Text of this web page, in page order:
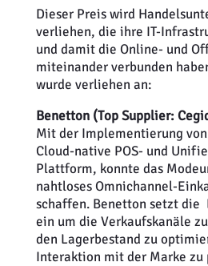
Dieser Preis wird
verliehen, die ihre IT-
und damit die Online- und
miteinander verbunden
wurde verliehen an:
Benetton (Top Supplier:
Mit der Implementierung
Cloud-native POS- und
Plattform, konnte das
nahtloses Omnichannel-
schaffen. Benetton setzt die
ein um die Verkaufskanäle
den Lagerbestand zu
Interaktion mit der Marke zu